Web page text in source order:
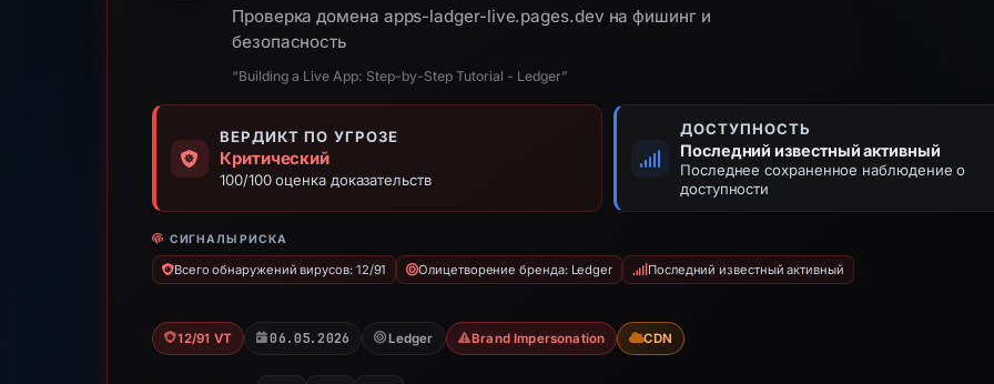
Проверка домена apps-ladger-live.pages.dev на фишинг и
безопасность
“Building a Live App: Step-by-Step Tutorial - Ledger”
ВЕРДИКТ ПО УГРОЗЕ
Критический
100/100 оценка доказательств
ДОСТУПНОСТЬ
Последний известный активный
Последнее сохраненное наблюдение о
доступности
СИГНАЛЫ РИСКА
Всего обнаружений вирусов: 12/91 Олицетворение бренда: Ledger Последний известный активный
12/91 VT 06.05.2026 Ledger Brand Impersonation CDN